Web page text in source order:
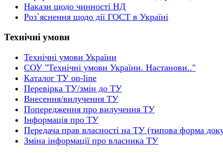
Накази щодо чинності НД
Роз`яснення щодо дії ГОСТ в Україні
Технічні умови
Технічні умови України
СОУ "Технічні умови України. Настанови.."
Каталог ТУ on-line
Перевірка ТУ/змін до ТУ
Внесення/вилучення ТУ
Попередження про вилучення ТУ
Інформація про ТУ
Передача прав власності на ТУ (типова форма
Зміна інформації про власника ТУ